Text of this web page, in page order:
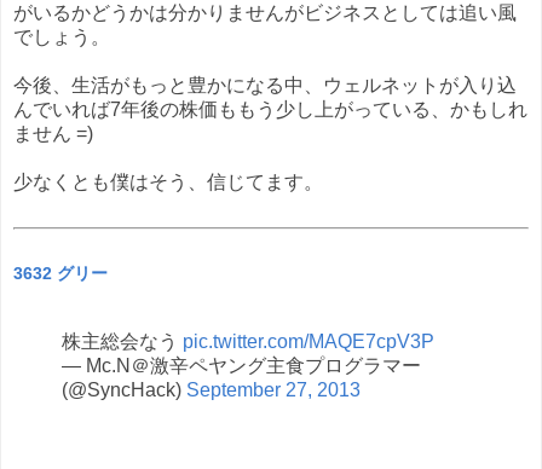
がいるかどうかは分かりませんがビジネスとしては追い風
でしょう。
今後、生活がもっと豊かになる中、ウェルネットが入り込
んでいれば7年後の株価ももう少し上がっている、かもしれ
ません =)
少なくとも僕はそう、信じてます。
3632 グリー
株主総会なう pic.twitter.com/MAQE7cpV3P
— Mc.N＠激辛ペヤング主食プログラマー
(@SyncHack) September 27, 2013